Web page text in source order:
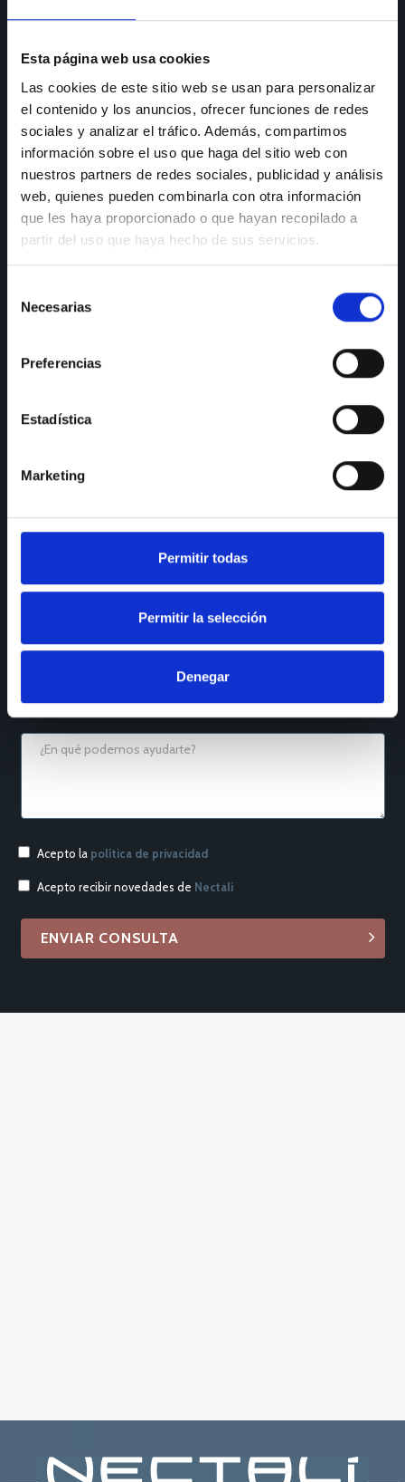
Esta página web usa cookies
Las cookies de este sitio web se usan para personalizar
el contenido y los anuncios, ofrecer funciones de redes
sociales y analizar el tráfico. Además, compartimos
información sobre el uso que haga del sitio web con
nuestros partners de redes sociales, publicidad y análisis
web, quienes pueden combinarla con otra información
que les haya proporcionado o que hayan recopilado a
partir del uso que haya hecho de sus servicios.
Necesarias
Preferencias
Estadística
Marketing
Permitir todas
Permitir la selección
Denegar
Móvil:636 59 60 42
E-mail: info@nectali.com
SHOWROOM
Timanfaya, 15, 17 y 19
28970 Humanes de Madrid
SÍGUENOS
Facebook
Acepto la política de privacidad
Acepto recibir novedades de Nectali